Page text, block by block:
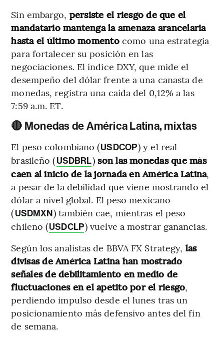
Sin embargo, persiste el riesgo de que el
mandatario mantenga la amenaza arancelaria
hasta el último momentocomo una estrategia
para fortalecer su posición en las
negociaciones. El índice DXY, que mide el
desempeño del dólar frente a una canasta de
monedas, registra una caída del 0,12% a las
7:59 a.m. ET.
🔴 Monedas de América Latina, mixtas
El peso colombiano (USDCOP) y el real
brasileño (USDBRL)son las monedas que más
caen al inicio de la jornada en América Latina,
a pesar de la debilidad que viene mostrando el
dólar a nivel global. El peso mexicano
(USDMXN) también cae, mientras el peso
chileno (USDCLP) vuelve a mostrar ganancias.
Según los analistas de BBVA FX Strategy, las
divisas de América Latina han mostrado
señales de debilitamiento en medio de
fluctuaciones en el apetito por el riesgo,
perdiendo impulso desde el lunes tras un
posicionamiento más defensivo antes del fin
de semana.